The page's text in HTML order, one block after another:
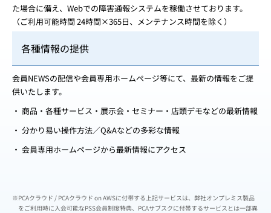
た場合に備え、Webでの障害通報システムを稼働させております。
（ご利用可能時間 24時間×365日、メンテナンス時間を除く）
各種情報の提供
会員NEWSの配信や会員専用ホームページ等にて、最新の情報をご提
供いたします。
商品・各種サービス・展示会・セミナー・店頭デモなどの最新情報
分かり易い操作方法／Q&Aなどの多彩な情報
会員専用ホームページから最新情報にアクセス
※PCAクラウド / PCAクラウド on AWSに付帯する上記サービスは、弊社オンプレミス製品
をご利用時に入会可能なPSS会員制度特典、PCAサブスクに付帯するサービスとは一部異